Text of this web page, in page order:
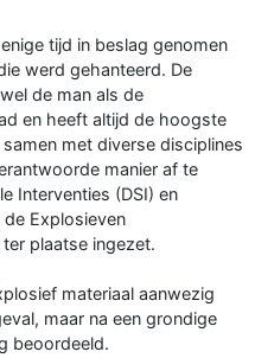
tijd in beslag genomen
werd gehanteerd. De
de man als de
en heeft altijd de hoogste
met diverse disciplines
manier af te
Interventies (DSI) en
Explosieven
plaatse ingezet.
materiaal aanwezig
maar na een grondige
beoordeeld.